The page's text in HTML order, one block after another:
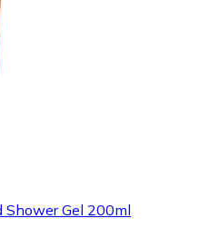
Shower Gel 200ml